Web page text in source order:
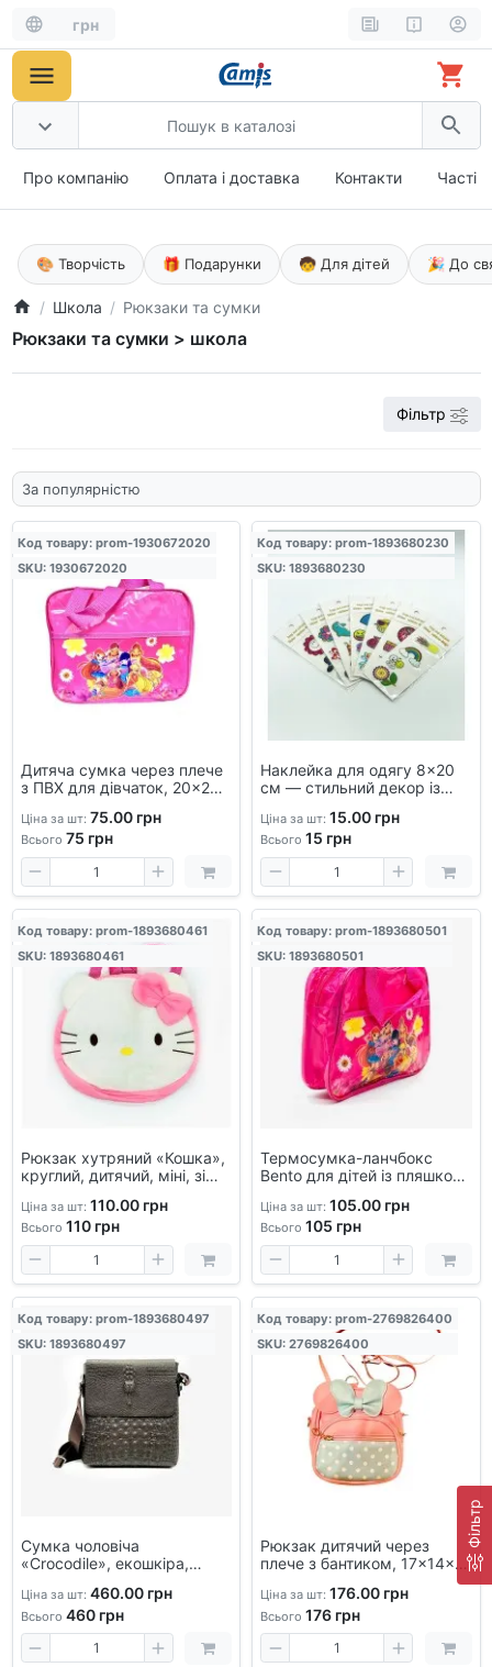
грн
Про компанію Оплата і доставка Контакти Часті
🎨 Творчість 🎁 Подарунки 🧒 Для дітей 🎉 До
Фільтр
Школа Рюкзаки та сумки
Рюкзаки та сумки > школа
Фільтр
Дитяча сумка через плече
з ПВХ для дівчаток, 20x25
Код товару: prom-1930672020
SKU: 1930672020
Ціна за шт: 75.00 грн
Всього 75 грн
Наклейка для одягу 8×20
см — стильний декор із
футболок, джинсів,
рюкзаків
Код товару: prom-1893680230
SKU: 1893680230
Ціна за шт: 15.00 грн
Всього 15 грн
Рюкзак хутряний «Кошка»,
круглий, дитячий, міні, зі
дівчинки
Код товару: prom-1893680461
SKU: 1893680461
Ціна за шт: 110.00 грн
Всього 110грн
Термосумка-ланчбокс
Bento для дітей із пляшкою
подорожей
Код товару: prom-1893680501
SKU: 1893680501
Ціна за шт: 105.00 грн
Всього 105 грн
Сумка чоловіча
«Crocodile», екошкіра,
тканинною ручкою
Код товару: prom-1893680497
SKU: 1893680497
Ціна за шт: 460.00 грн
Всього 460грн
Рюкзак дитячий через
плече з бантиком, 17×14×8
см міні-сумка для дівчаток
і підлітків
Код товару: prom-2769826400
SKU: 2769826400
Ціна за шт: 176.00 грн
Всього 176 грн